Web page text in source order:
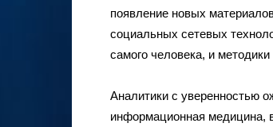
появление новых
социальных сетевых
самого человека, и методики
Аналитики с уверенностью
информационная медицина,